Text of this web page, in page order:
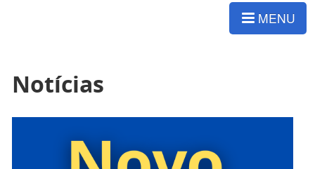
MENU
Notícias